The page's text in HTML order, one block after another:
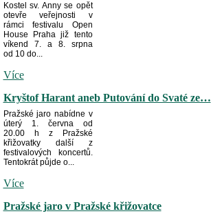
Kostel sv. Anny se opět
otevře veřejnosti v
rámci festivalu Open
House Praha již tento
víkend 7. a 8. srpna
od 10 do...
Více
Kryštof Harant aneb Putování do Svaté ze…
Pražské jaro nabídne v
úterý 1. června od
20.00 h z Pražské
křižovatky další z
festivalových koncertů.
Tentokrát půjde o...
Více
Pražské jaro v Pražské křižovatce